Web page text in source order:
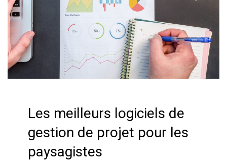
Les meilleurs logiciels de
gestion de projet pour les
paysagistes